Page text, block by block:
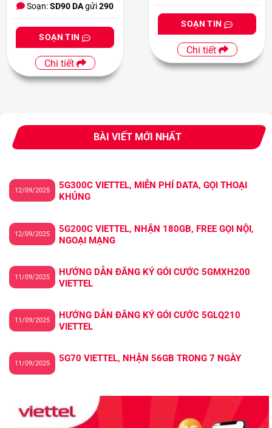
Soạn:SD90 DAgửi290
SOẠN TIN
Chi tiết
SOẠN TIN
Chi tiết
BÀI VIẾT MỚI NHẤT
5G300C VIETTEL, MIỄN PHÍ DATA, GỌI THOẠI
KHỦNG
12/09/2025
5G200C VIETTEL, NHẬN 180GB, FREE GỌI NỘI,
NGOẠI MẠNG
12/09/2025
HƯỚNG DẪN ĐĂNG KÝ GÓI CƯỚC 5GMXH200
VIETTEL
11/09/2025
HƯỚNG DẪN ĐĂNG KÝ GÓI CƯỚC 5GLQ210
VIETTEL
11/09/2025
5G70 VIETTEL, NHẬN 56GB TRONG 7 NGÀY
11/09/2025